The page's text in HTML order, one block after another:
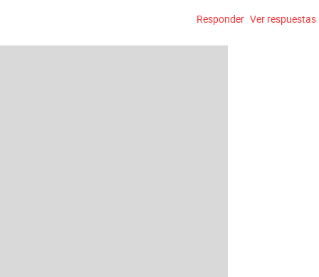
Responder Ver respuestas